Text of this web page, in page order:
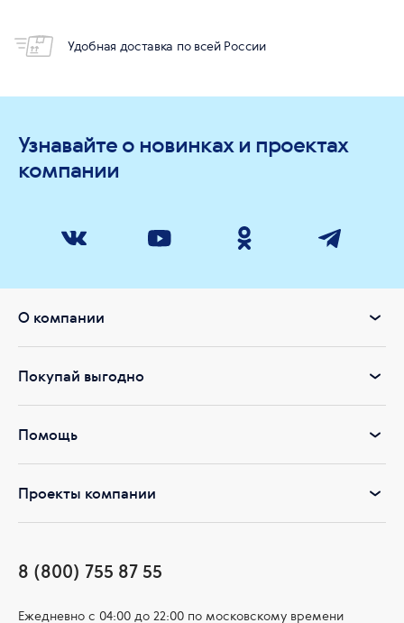
Удобная доставка по всей России
Узнавайте о новинках и проектах
компании
О компании
Покупай выгодно
Помощь
Проекты компании
8 (800) 755 87 55
Ежедневно c 04:00 до 22:00 по московскому времени